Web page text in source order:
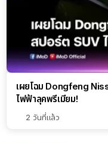
เผยโฉม Dongfeng
ไฟฟ้าลุคพรีเมียม!
2 วันที่แล้ว